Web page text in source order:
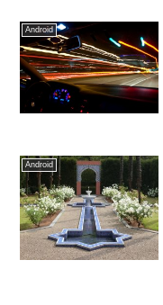
Android
Android